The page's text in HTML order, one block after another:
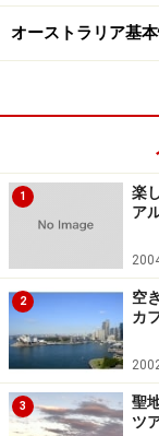
オーストラリア基
1
楽
ア
2
空
カ
3
聖
ツ